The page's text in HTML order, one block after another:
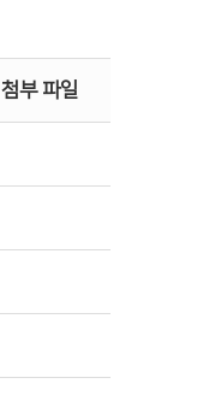
첨부 파일